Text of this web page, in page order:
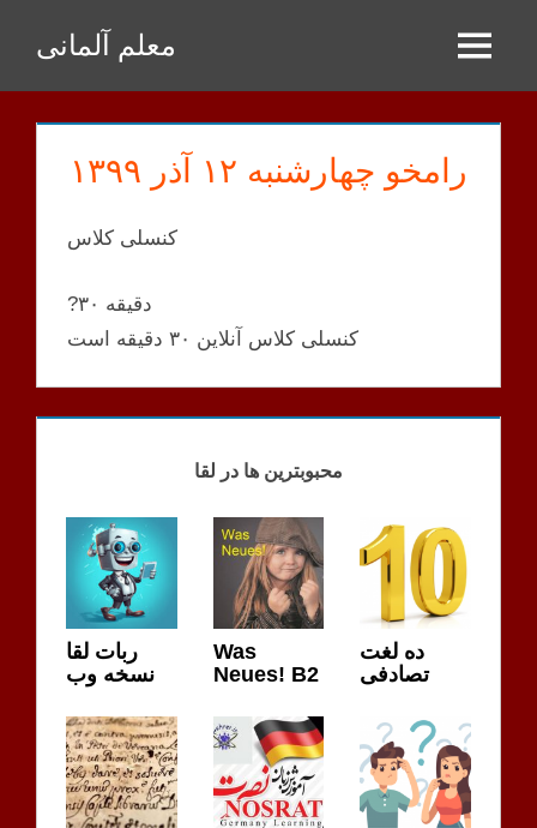
Inhalt
springen
معلم آلمانی Menu
رامخو چهارشنبه ۱۲ آذر ۱۳۹۹
کنسلی کلاس
?۳۰ دقیقه
کنسلی کلاس آنلاین ۳۰ دقیقه است
محبوبترین ها در لقا
ربات لقا
نسخه وب
Was
Neues! B2
ده لغت
تصادفی